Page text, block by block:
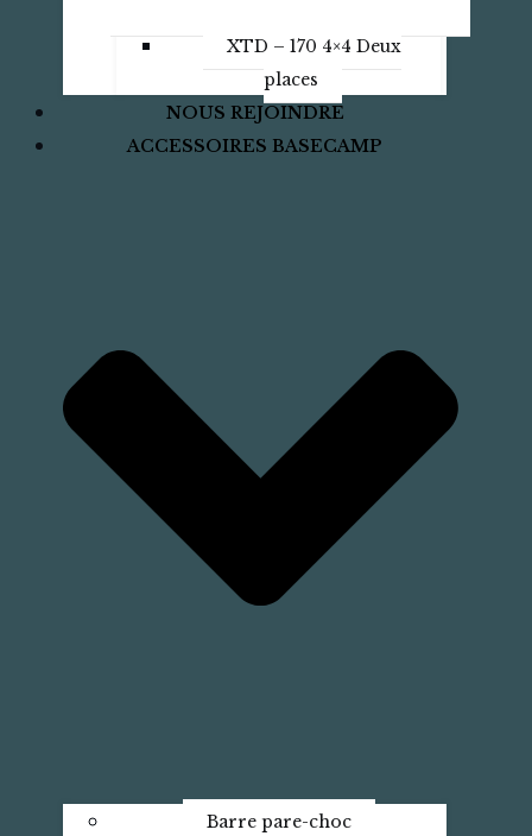
XTD – 170 4×4 Deux
places
NOUS REJOINDRE
ACCESSOIRES BASECAMP
Barre pare-choc